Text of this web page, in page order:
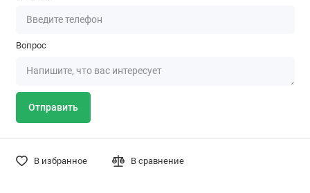
Вопрос
Отправить
В избранное В сравнение